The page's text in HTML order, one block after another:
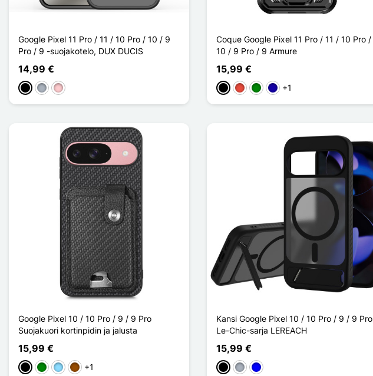
Google Pixel 11 Pro / 11 / 10 Pro / 10 / 9
Pro / 9 -suojakotelo, DUX DUCIS
14,99 €
MustaHarmaa
Pinkki
Coque Google Pixel 11 Pro / 11 / 10 Pro /
10 / 9 Pro / 9 Armure
15,99 €
MustaPunainen
VihreäBleu Foncé
+1
Google Pixel 10 / 10 Pro / 9 / 9 Pro
Suojakuori kortinpidin ja jalusta
15,99 €
MustaVihreäBleu Clair
Ruskea
+1
Kansi Google Pixel 10 / 10 Pro / 9 / 9 Pro
Le-Chic-sarja LEREACH
15,99 €
MustaHarmaaSininen